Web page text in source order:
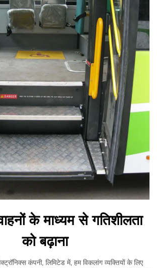
के माध्यम से गतिशीलता
को बढ़ाना
कंपनी, लिमिटेड में, हम विकलांग व्यक्तियों के लिए